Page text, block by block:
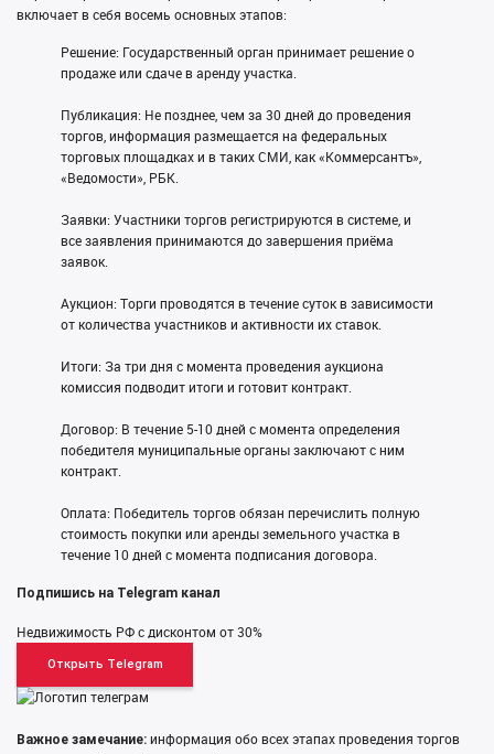
включает в себя восемь основных этапов:
Решение: Государственный орган принимает решение о
продаже или сдаче в аренду участка.
Публикация: Не позднее, чем за 30 дней до проведения
торгов, информация размещается на федеральных
торговых площадках и в таких СМИ, как «Коммерсантъ»,
«Ведомости», РБК.
Заявки: Участники торгов регистрируются в системе, и
все заявления принимаются до завершения приёма
заявок.
Аукцион: Торги проводятся в течение суток в зависимости
от количества участников и активности их ставок.
Итоги: За три дня с момента проведения аукциона
комиссия подводит итоги и готовит контракт.
Договор: В течение 5-10 дней с момента определения
победителя муниципальные органы заключают с ним
контракт.
Оплата: Победитель торгов обязан перечислить полную
стоимость покупки или аренды земельного участка в
течение 10 дней с момента подписания договора.
Подпишись на Telegram канал
Недвижимость РФ с дисконтом от 30%
Открыть Telegram
Важное замечание: информация обо всех этапах проведения торгов